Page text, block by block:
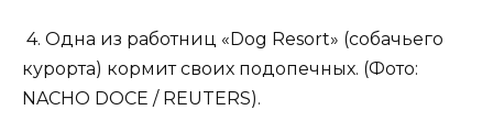
4. Одна из работниц «Dog Resort» (собачьего
курорта) кормит своих подопечных. (Фото:
NACHO DOCE / REUTERS).